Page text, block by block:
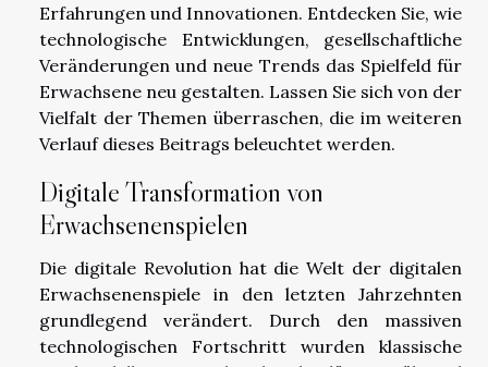
Erfahrungen und Innovationen. Entdecken Sie, wie
technologische Entwicklungen, gesellschaftliche
Veränderungen und neue Trends das Spielfeld für
Erwachsene neu gestalten. Lassen Sie sich von der
Vielfalt der Themen überraschen, die im weiteren
Verlauf dieses Beitrags beleuchtet werden.
Digitale Transformation von
Erwachsenenspielen
Die digitale Revolution hat die Welt der digitalen
Erwachsenenspiele in den letzten Jahrzehnten
grundlegend verändert. Durch den massiven
technologischen Fortschritt wurden klassische